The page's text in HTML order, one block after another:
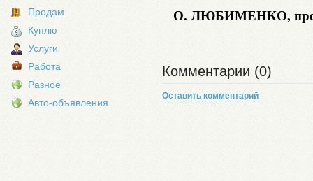
Продам
Куплю
Услуги
Работа
Разное
Авто-объявления
О. ЛЮБИМЕНКО,
Комментарии (0)
Оставить комментарий